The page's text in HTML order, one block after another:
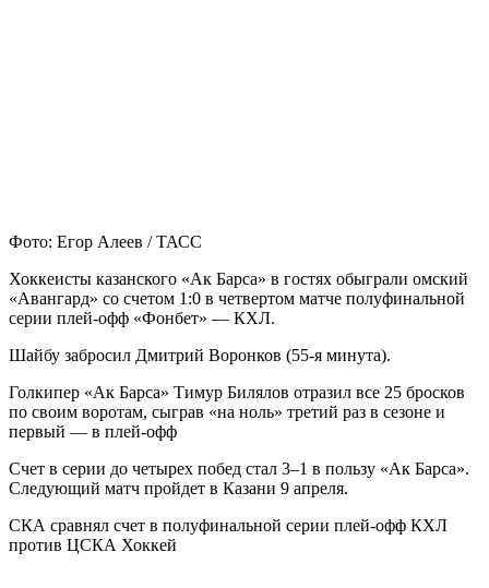
Фото: Егор Алеев / ТАСС
Хоккеисты казанского «Ак Барса» в гостях обыграли омский
«Авангард» со счетом 1:0 в четвертом матче полуфинальной
серии плей-офф «Фонбет» — КХЛ.
Шайбу забросил Дмитрий Воронков (55-я минута).
Голкипер «Ак Барса» Тимур Билялов отразил все 25 бросков
по своим воротам, сыграв «на ноль» третий раз в сезоне и
первый — в плей-офф
Счет в серии до четырех побед стал 3–1 в пользу «Ак Барса».
Следующий матч пройдет в Казани 9 апреля.
СКА сравнял счет в полуфинальной серии плей-офф КХЛ
против ЦСКА Хоккей